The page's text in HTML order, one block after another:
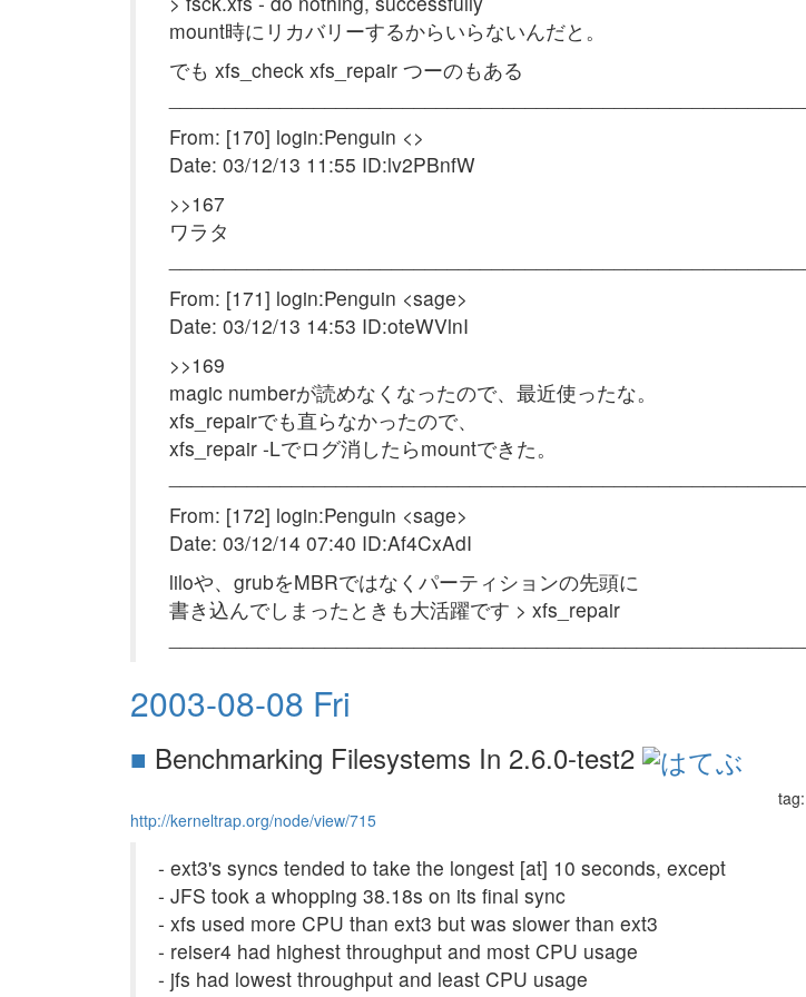
mount時にリカバリーするからいらないんだと。
でも xfs_check xfs_repair つーのもある
From: [170] login:Penguin <>
Date: 03/12/13 11:55 ID:lv2PBnfW
>>167
ワラタ
From: [171] login:Penguin <sage>
Date: 03/12/13 14:53 ID:oteWVlnI
>>169
magic numberが読めなくなったので、最近使ったな。
xfs_repairでも直らなかったので、
xfs_repair -Lでログ消したらmountできた。
From: [172] login:Penguin <sage>
Date: 03/12/14 07:40 ID:Af4CxAdI
liloや、grubをMBRではなくパーティションの先頭に
書き込んでしまったときも大活躍です > xfs_repair
2003-08-08 Fri
■ Benchmarking Filesystems In 2.6.0-test2
http://kerneltrap.org/node/view/715
- ext3's syncs tended to take the longest [at] 10 seconds, except
- JFS took a whopping 38.18s on its final sync
- xfs used more CPU than ext3 but was slower than ext3
- reiser4 had highest throughput and most CPU usage
- jfs had lowest throughput and least CPU usage